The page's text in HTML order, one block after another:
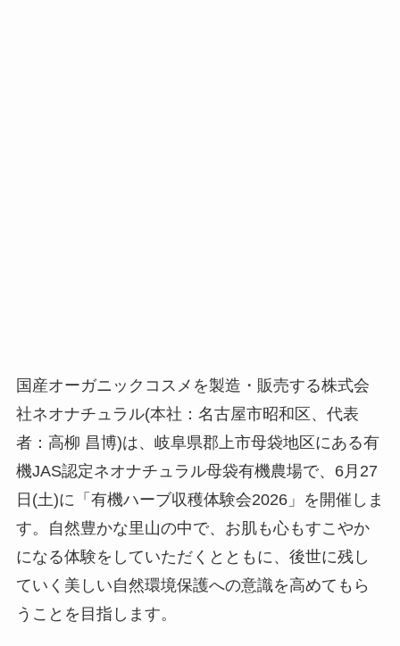
国産オーガニックコスメを製造・販売する株式会
社ネオナチュラル(本社：名古屋市昭和区、代表
者：高柳 昌博)は、岐阜県郡上市母袋地区にある有
機JAS認定ネオナチュラル母袋有機農場で、6月27
日(土)に「有機ハーブ収穫体験会2026」を開催しま
す。自然豊かな里山の中で、お肌も心もすこやか
になる体験をしていただくとともに、後世に残し
ていく美しい自然環境保護への意識を高めてもら
うことを目指します。